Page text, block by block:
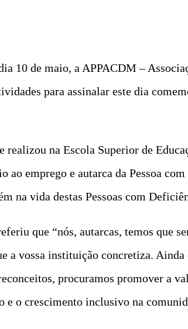
10 de maio, a APPACDM –
para assinalar este dia
na Escola Superior de
ao emprego e autarca da Pessoa
na vida destas Pessoas com
que “nós, autarcas, temos que
a vossa instituição concretiza.
procuramos promover a
o crescimento inclusivo na